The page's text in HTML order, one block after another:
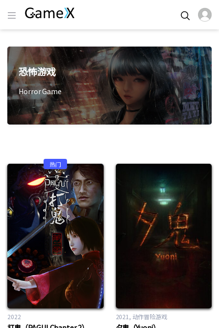
恐怖游戏
Horror Game
热门
2022 2021 动作冒险游戏